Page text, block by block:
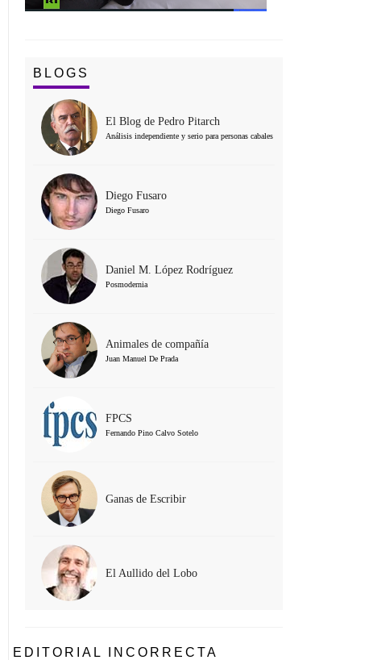
BLOGS
El Blog de Pedro Pitarch
Análisis independiente y serio para personas cabales
Diego Fusaro
Diego Fusaro
Daniel M. López Rodríguez
Posmodernia
Animales de compañía
Juan Manuel De Prada
FPCS
Fernando Pino Calvo Sotelo
Ganas de Escribir
El Aullido del Lobo
EDITORIAL INCORRECTA